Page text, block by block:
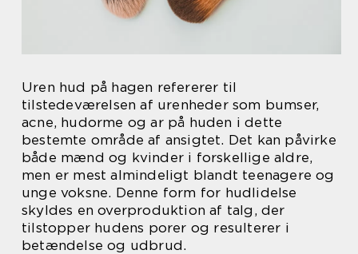
Uren hud på hagen refererer til
tilstedeværelsen af urenheder som bumser,
acne, hudorme og ar på huden i dette
bestemte område af ansigtet. Det kan påvirke
både mænd og kvinder i forskellige aldre,
men er mest almindeligt blandt teenagere og
unge voksne. Denne form for hudlidelse
skyldes en overproduktion af talg, der
tilstopper hudens porer og resulterer i
betændelse og udbrud.